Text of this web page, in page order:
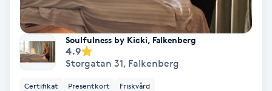
Nagelförlängning glasfiber
Nagelförlängning silke
Nagelförstärkning
Soulfulness by Kicki, Falkenberg
4.9
Storgatan 31, Falkenberg
Certifikat Presentkort Friskvård